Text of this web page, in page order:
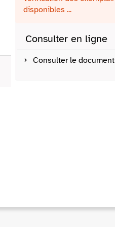
disponibles ...
Consulter en ligne
Consulter le document